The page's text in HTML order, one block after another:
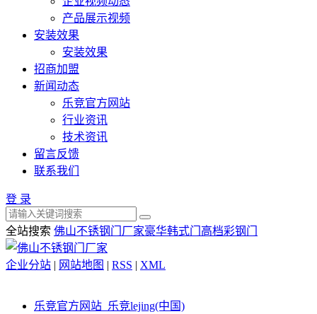
产品展示视频
安装效果
安装效果
招商加盟
新闻动态
乐竞官方网站
行业资讯
技术资讯
留言反馈
联系我们
登 录
全站搜索 佛山不锈钢门厂家豪华韩式门 高档彩钢门
企业分站 | 网站地图 | RSS | XML
乐竞官方网站_乐竞lejing(中国)